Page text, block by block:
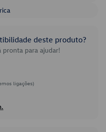
deste produto?
pronta para ajudar!
ligações)